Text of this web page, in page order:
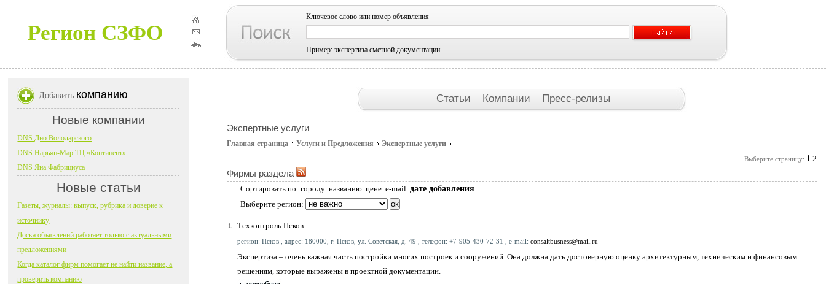
Регион СЗФО
Ключевое слово или номер объявления
Пример: экспертиза сметной документации
Статьи Компании Пресс-релизы
Экспертные услуги
Главная страница Услуги и Предложения Экспертные услуги
Выберите страницу: 1 2
Фирмы раздела
Сортировать по: городу названию цене e-mail дате добавления
Выберите регион:
1. Техконтроль Псков
регион: Псков , адрес: 180000, г. Псков, ул. Советская, д. 49 , телефон: +7-905-430-72-31 , e-mail: consaltbusness@mail.ru
Экспертиза – очень важная часть постройки многих построек и сооружений. Она должна дать достоверную оценку архитектурным, техническим и финансовым
решениям, которые выражены в проектной документации.
Добавить компанию
Новые компании
DNS Дно Володарского
DNS Нарьян-Мар ТЦ «Континент»
DNS Яна Фабрициуса
Новые статьи
Газеты, журналы: выпуск, рубрика и доверие к
источнику
Доска объявлений работает только с актуальными
предложениями
Когда каталог фирм помогает не найти название, а
проверить компанию